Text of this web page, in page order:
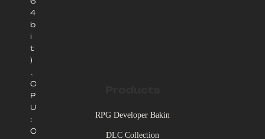
4
b
i
t
)
C
P
U
:
C
RPG Developer Bakin
DLC Collection